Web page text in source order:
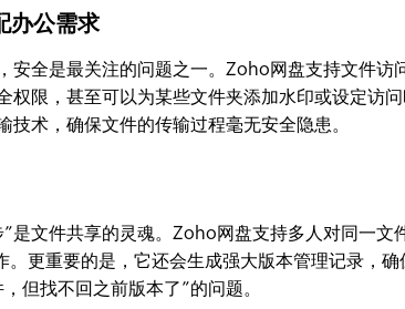
办公需求
安全是最关注的问题之一。Zoho网盘支持文件访
权限，甚至可以为某些文件夹添加水印或设定访
术，确保文件的传输过程毫无安全隐患。
是文件共享的灵魂。Zoho网盘支持多人对同一
。更重要的是，它还会生成强大版本管理记录，确
但找不回之前版本了”的问题。